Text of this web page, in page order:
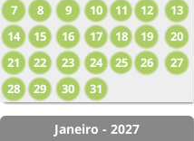
7
8 9 10 11 12
13
14
15 16 17 18 19
20
21
22 23 24 25 26
27
28
29 30 31
Janeiro - 2027